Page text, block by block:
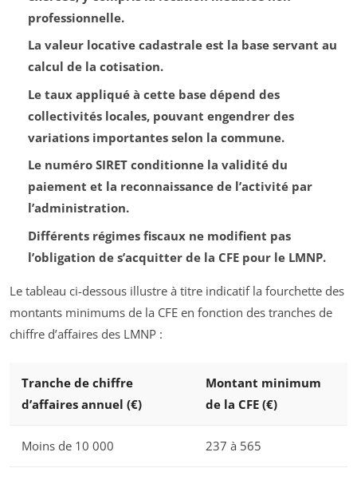
professionnelle.
La valeur locative cadastrale est la base servant au
calcul de la cotisation.
Le taux appliqué à cette base dépend des
collectivités locales, pouvant engendrer des
variations importantes selon la commune.
Le numéro SIRET conditionne la validité du
paiement et la reconnaissance de l’activité par
l’administration.
Différents régimes fiscaux ne modifient pas
l’obligation de s’acquitter de la CFE pour le LMNP.
Le tableau ci-dessous illustre à titre indicatif la fourchette des
montants minimums de la CFE en fonction des tranches de
chiffre d’affaires des LMNP :
Tranche de chiffre
d’affaires annuel (€)
Montant minimum
de la CFE (€)
Moins de 10 000 237 à 565